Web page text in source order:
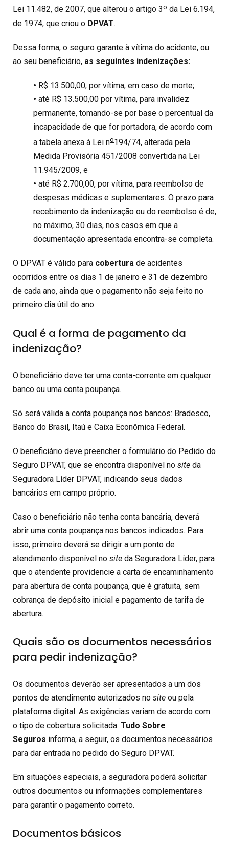
Lei 11.482, de 2007, que alterou o artigo 3o da Lei 6.194,
de 1974, que criou o DPVAT.
Dessa forma, o seguro garante à vítima do acidente, ou
ao seu beneficiário, as seguintes indenizações:
• R$ 13.500,00, por vítima, em caso de morte;
• até R$ 13.500,00 por vítima, para invalidez
permanente, tomando-se por base o percentual da
incapacidade de que for portadora, de acordo com
a tabela anexa à Lei no194/74, alterada pela
Medida Provisória 451/2008 convertida na Lei
11.945/2009, e
• até R$ 2.700,00, por vítima, para reembolso de
despesas médicas e suplementares. O prazo para
recebimento da indenização ou do reembolso é de,
no máximo, 30 dias, nos casos em que a
documentação apresentada encontra-se completa.
O DPVAT é válido para cobertura de acidentes
ocorridos entre os dias 1 de janeiro e 31 de dezembro
de cada ano, ainda que o pagamento não seja feito no
primeiro dia útil do ano.
Qual é a forma de pagamento da
indenização?
O beneficiário deve ter uma conta-corrente em qualquer
banco ou uma conta poupança.
Só será válida a conta poupança nos bancos: Bradesco,
Banco do Brasil, Itaú e Caixa Econômica Federal.
O beneficiário deve preencher o formulário do Pedido do
Seguro DPVAT, que se encontra disponível no site da
Seguradora Líder DPVAT, indicando seus dados
bancários em campo próprio.
Caso o beneficiário não tenha conta bancária, deverá
abrir uma conta poupança nos bancos indicados. Para
isso, primeiro deverá se dirigir a um ponto de
atendimento disponível no site da Seguradora Líder, para
que o atendente providencie a carta de encaminhamento
para abertura de conta poupança, que é gratuita, sem
cobrança de depósito inicial e pagamento de tarifa de
abertura.
Quais são os documentos necessários
para pedir indenização?
Os documentos deverão ser apresentados a um dos
pontos de atendimento autorizados no site ou pela
plataforma digital. As exigências variam de acordo com
o tipo de cobertura solicitada. Tudo Sobre
Seguros informa, a seguir, os documentos necessários
para dar entrada no pedido do Seguro DPVAT.
Em situações especiais, a seguradora poderá solicitar
outros documentos ou informações complementares
para garantir o pagamento correto.
Documentos básicos